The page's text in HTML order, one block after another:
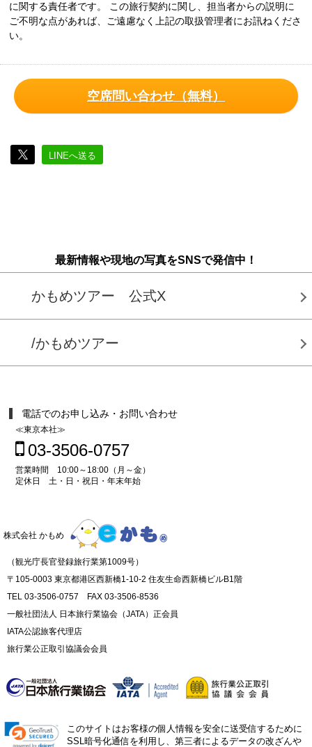
に関する責任者です。 この旅行契約に関し、担当者からの説明に
ご不明な点があれば、ご遠慮なく上記の取扱管理者にお訊ねくださ
い。
空席問い合わせ（無料）
LINEへ送る
最新情報や現地の写真をSNSで発信中！
かもめツアー 公式X
/かもめツアー
電話でのお申し込み・お問い合わせ
≪東京本社≫
03-3506-0757
営業時間 10:00～18:00（月～金）
定休日 土・日・祝日・年末年始
株式会社 かもめ
（観光庁長官登録旅行業第1009号）
〒105-0003 東京都港区西新橋1-10-2 住友生命西新橋ビルB1階
TEL 03-3506-0757 FAX 03-3506-8536
一般社団法人 日本旅行業協会（JATA）正会員
IATA公認旅客代理店
旅行業公正取引協議会会員
このサイトはお客様の個人情報を安全に送受信するために
SSL暗号化通信を利用し、第三者によるデータの改ざんや